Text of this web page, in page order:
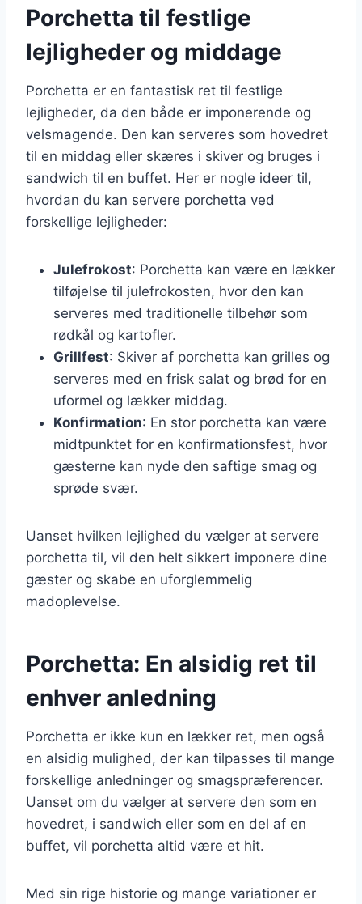
Porchetta til festlige
lejligheder og middage
Porchetta er en fantastisk ret til festlige
lejligheder, da den både er imponerende og
velsmagende. Den kan serveres som hovedret
til en middag eller skæres i skiver og bruges i
sandwich til en buffet. Her er nogle ideer til,
hvordan du kan servere porchetta ved
forskellige lejligheder:
Julefrokost: Porchetta kan være en lækker
tilføjelse til julefrokosten, hvor den kan
serveres med traditionelle tilbehør som
rødkål og kartofler.
Grillfest: Skiver af porchetta kan grilles og
serveres med en frisk salat og brød for en
uformel og lækker middag.
Konfirmation: En stor porchetta kan være
midtpunktet for en konfirmationsfest, hvor
gæsterne kan nyde den saftige smag og
sprøde svær.
Uanset hvilken lejlighed du vælger at servere
porchetta til, vil den helt sikkert imponere dine
gæster og skabe en uforglemmelig
madoplevelse.
Porchetta: En alsidig ret til
enhver anledning
Porchetta er ikke kun en lækker ret, men også
en alsidig mulighed, der kan tilpasses til mange
forskellige anledninger og smagspræferencer.
Uanset om du vælger at servere den som en
hovedret, i sandwich eller som en del af en
buffet, vil porchetta altid være et hit.
Med sin rige historie og mange variationer er